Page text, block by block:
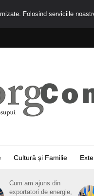
Cultură și Familie
Cum am ajuns din
exportatori de energie,
Folosind serviciile